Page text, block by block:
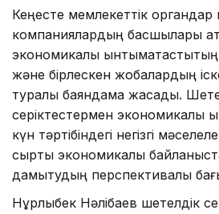
Кеңесте мемлекеттік органдар
компаниялардың басшылары
экономикалық ынтымақтастықтың
және бірлескен жобалардың
туралы баяндама жасады.
серіктестермен экономикалық
күн тәртібіндегі негізгі
сыртқы экономикалық
дамытудың перспективалы
Нұрлыбек Нәлібаев шетелдік